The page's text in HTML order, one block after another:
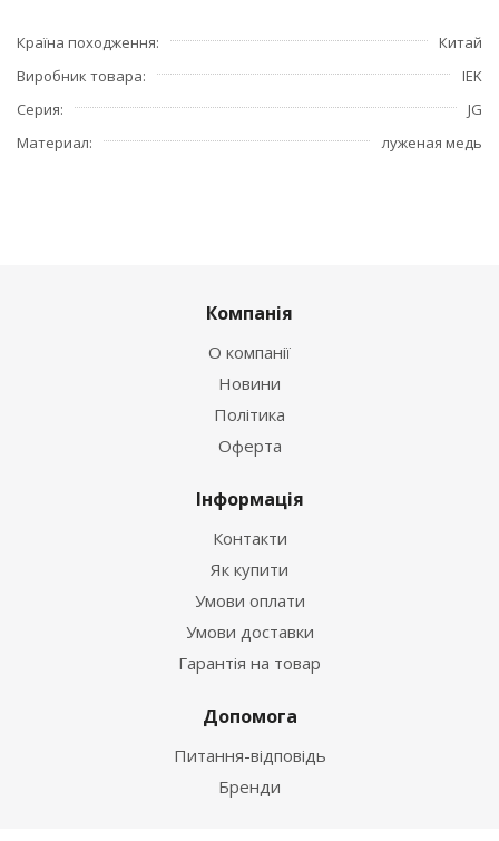
Країна походження
Китай
Виробник товара
IEK
Серия
JG
Материал
луженая медь
Компанія
О компанії
Новини
Політика
Оферта
Інформація
Контакти
Як купити
Умови оплати
Умови доставки
Гарантія на товар
Допомога
Питання-відповідь
Бренди